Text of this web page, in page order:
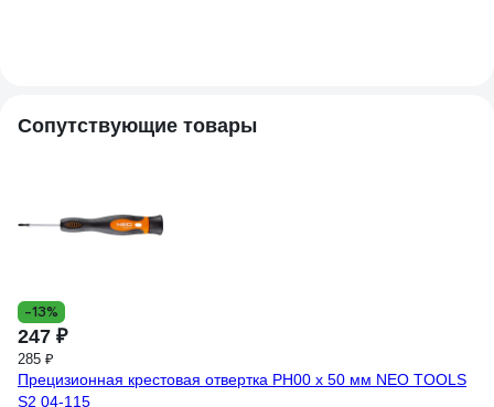
Сопутствующие товары
-13%
247 ₽
285 ₽
Прецизионная крестовая отвертка PH00 x 50 мм NEO TOOLS
S2 04-115